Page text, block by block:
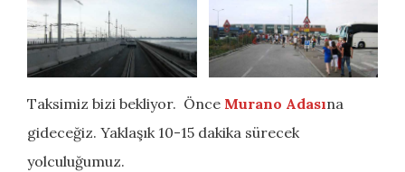
Taksimiz bizi bekliyor. Önce Murano Adasına
gideceğiz. Yaklaşık 10-15 dakika sürecek
yolculuğumuz.